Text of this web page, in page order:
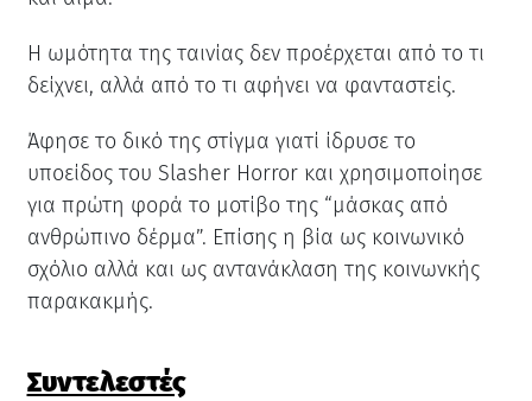
Η ωμότητα της ταινίας δεν προέρχεται από το τι
δείχνει, αλλά από το τι αφήνει να φανταστείς.
Άφησε το δικό της στίγμα γιατί ίδρυσε το
υποείδος του Slasher Horror και χρησιμοποίησε
για πρώτη φορά το μοτίβο της “μάσκας από
ανθρώπινο δέρμα”. Επίσης η βία ως κοινωνικό
σχόλιο αλλά και ως αντανάκλαση της κοινωνκής
παρακακμής.
Συντελεστές